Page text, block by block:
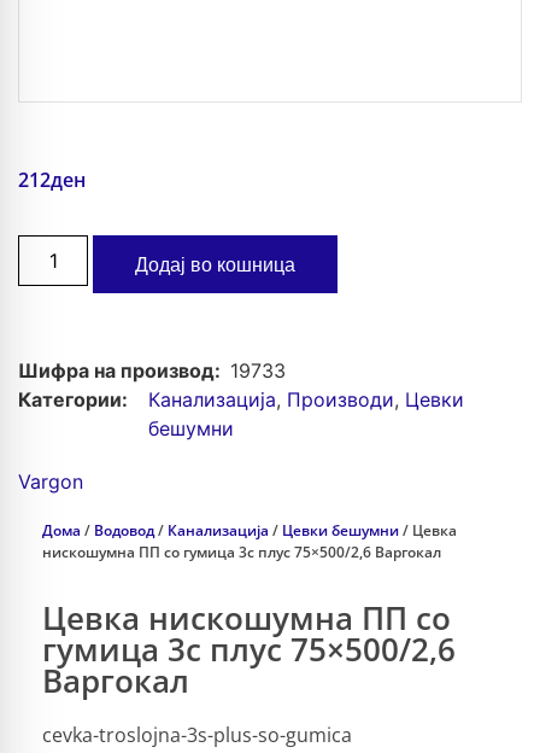
212ден
Додај во кошница
Шифра на производ: 19733
Категории:
Канализација, Производи, Цевки
бешумни
Vargon
Дома / Водовод/ Канализација / Цевки бешумни/ Цевка
нискошумна ПП со гумица 3с плус 75×500/2,6 Варгокал
Цевка нискошумна ПП со
гумица 3с плус 75×500/2,6
Варгокал
cevka-troslojna-3s-plus-so-gumica